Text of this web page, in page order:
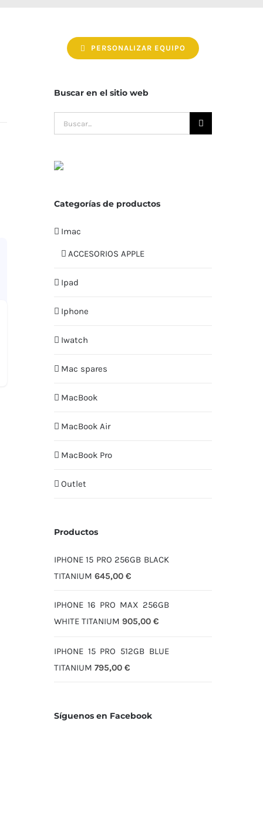
PERSONALIZAR EQUIPO
Buscar en el sitio web
Buscar:
Categorías de productos
Imac
ACCESORIOS APPLE
Ipad
Iphone
Iwatch
Mac spares
MacBook
MacBook Air
MacBook Pro
Outlet
Productos
IPHONE 15 PRO 256GB BLACK
TITANIUM 645,00 €
IPHONE 16 PRO MAX 256GB
WHITE TITANIUM 905,00 €
IPHONE 15 PRO 512GB BLUE
TITANIUM 795,00 €
Síguenos en Facebook